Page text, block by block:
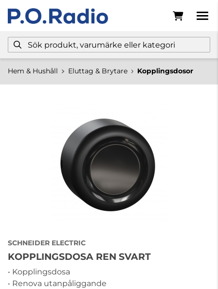
Hem & Hushåll Eluttag & Brytare Kopplingsdosor
SCHNEIDER ELECTRIC
KOPPLINGSDOSA REN SVART
• Kopplingsdosa
• Renova utanpåliggande